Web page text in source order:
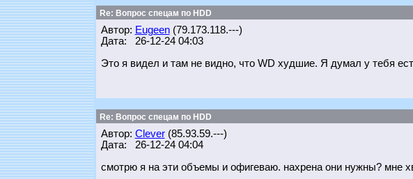
Re: Вопрос спецам по HDD
Автор: Eugeen(79.173.118.---)
Дата: 26-12-24 04:03
Это я видел и там не видно, что WD худшие. Я думал у тебя
Re: Вопрос спецам по HDD
Автор: Clever(85.93.59.---)
Дата: 26-12-24 04:04
смотрю я на эти объемы и офигеваю. нахрена они нужны? мне